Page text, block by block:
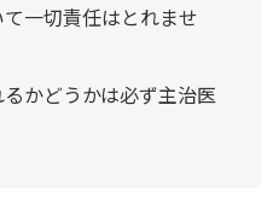
一切責任はとれませ
かどうかは必ず主治医